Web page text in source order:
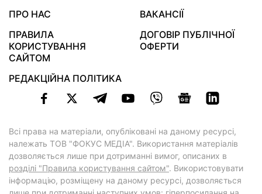
ПРО НАС
ВАКАНСІЇ
ПРАВИЛА
КОРИСТУВАННЯ
САЙТОМ
ДОГОВІР ПУБЛІЧНОЇ
ОФЕРТИ
РЕДАКЦІЙНА ПОЛІТИКА
Всі права на матеріали, опубліковані на даному ресурсі,
належать ТОВ "ФОКУС МЕДІА". Використання матеріалів
дозволяється лише при дотриманні вимог, описаних в
розділі "Правила користування сайтом". Використовувати
інформацію, розміщену на даному ресурсі, дозволяється